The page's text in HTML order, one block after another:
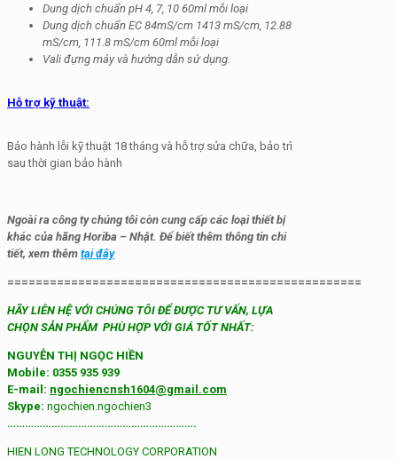
Dung dịch chuẩn pH 4, 7, 10 60ml mỗi loại
Dung dịch chuẩn EC 84mS/cm 1413 mS/cm, 12.88
mS/cm, 111.8 mS/cm 60ml mỗi loại
Vali đựng máy và hướng dẫn sử dụng.
Hỗ trợ kỹ thuật:
Bảo hành lỗi kỹ thuật 18 tháng và hỗ trợ sửa chữa, bảo trì
sau thời gian bảo hành
Ngoài ra công ty chúng tôi còn cung cấp các loại thiết bị
khác của hãng Horiba – Nhật. Để biết thêm thông tin chi
tiết, xem thêm tại đây
==================================================
HÃY LIÊN HỆ VỚI CHÚNG TÔI ĐỂ ĐƯỢC TƯ VẤN, LỰA
CHỌN SẢN PHẨM PHÙ HỢP VỚI GIÁ TỐT NHẤT:
NGUYỄN THỊ NGỌC HIỀN
Mobile: 0355 935 939
E-mail: ngochiencnsh1604@gmail.com
Skype: ngochien.ngochien3
……………………………………………………….
HIEN LONG TECHNOLOGY CORPORATION